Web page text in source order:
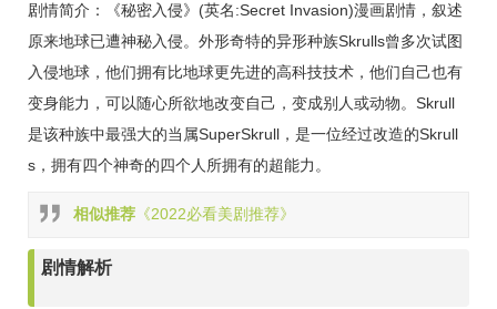
剧情简介：《秘密入侵》(英名:Secret Invasion)漫画剧情，叙述
原来地球已遭神秘入侵。外形奇特的异形种族Skrulls曾多次试图
入侵地球，他们拥有比地球更先进的高科技技术，他们自己也有
变身能力，可以随心所欲地改变自己，变成别人或动物。Skrull
是该种族中最强大的当属SuperSkrull，是一位经过改造的Skrull
s，拥有四个神奇的四个人所拥有的超能力。
相似推荐 《2022必看美剧推荐》
剧情解析